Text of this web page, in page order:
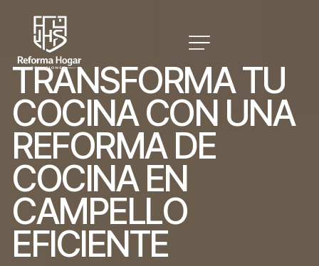
TRANSFORMATU
COCINA CON UNA
REFORMA DE
COCINA EN
CAMPELLO
EFICIENTE